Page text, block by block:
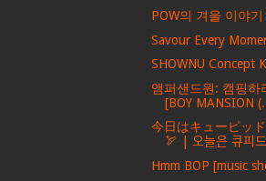
POW의 겨울 이야
Savour Every
SHOWNU Concept
앰퍼샌드원: 캠핑하
[BOY MANSION
今日はキューピッ
🏹 | 오늘은
Hmm BOP [music